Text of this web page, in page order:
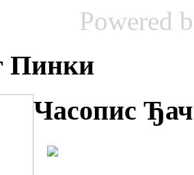
Powered
Пинки
Часопис